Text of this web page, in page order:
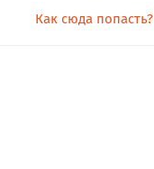
Как сюда попасть?